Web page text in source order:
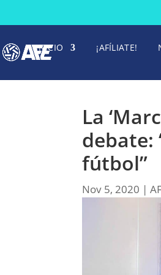
INICIO ¡AFÍLIATE!
La
debate:
fútbol”
Nov 5, 2020 |